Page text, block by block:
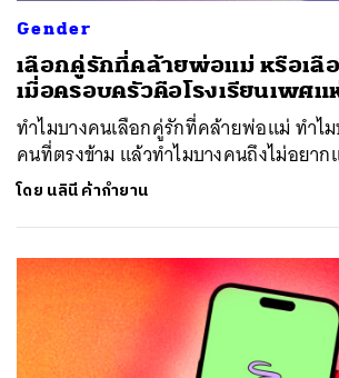
Gender
เลือกคู่รักที่คล้ายพ่อแม่ หรือเลื
เมื่อครอบครัวคือโรงเรียนเพศแ
ทำไมบางคนเลือกคู่รักที่คล้ายพ่อแม่ ทำไ
คนที่ตรงข้าม แล้วทำไมบางคนถึงไม่อยาก
โดย นลินี ค้ากำยาน